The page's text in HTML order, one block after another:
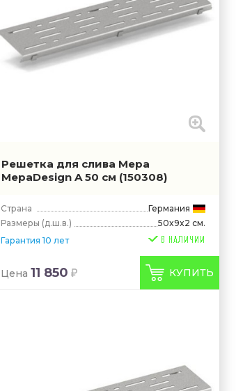
Решетка для слива Mepa
MepaDesign A 50 см (150308)
Страна
Германия
Размеры (д.ш.в.)
50x9x2 см.
Гарантия 10 лет
Цена 11 850 КУПИТЬ